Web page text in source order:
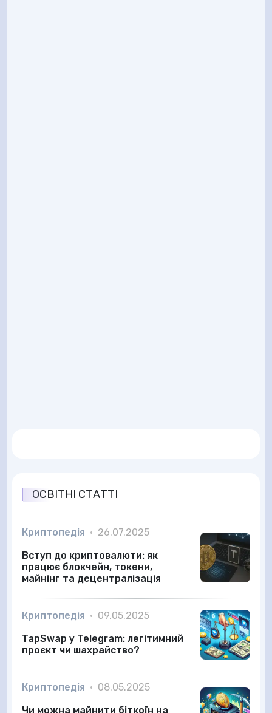
ОСВІТНІ СТАТТІ
Криптопедія • 26.07.2025
Вступ до криптовалюти: як
працює блокчейн, токени,
майнінг та децентралізація
Криптопедія • 09.05.2025
TapSwap у Telegram: легітимний
проєкт чи шахрайство?
Криптопедія • 08.05.2025
Чи можна майнити біткоїн на